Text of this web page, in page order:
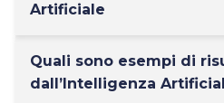
Artificiale
Quali sono esempi di
dall’Intelligenza